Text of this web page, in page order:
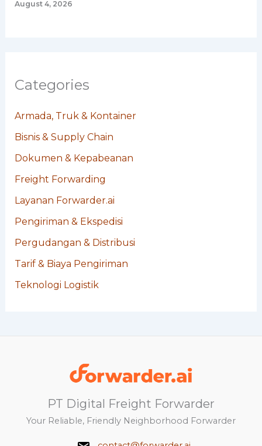
August 4, 2026
Categories
Armada, Truk & Kontainer
Bisnis & Supply Chain
Dokumen & Kepabeanan
Freight Forwarding
Layanan Forwarder.ai
Pengiriman & Ekspedisi
Pergudangan & Distribusi
Tarif & Biaya Pengiriman
Teknologi Logistik
PT Digital Freight Forwarder
Your Reliable, Friendly Neighborhood Forwarder